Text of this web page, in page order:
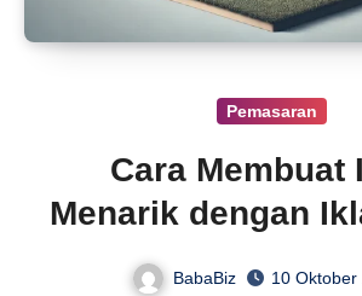
Pemasaran
Cara Membuat
Menarik dengan
BabaBiz
10 Oktober